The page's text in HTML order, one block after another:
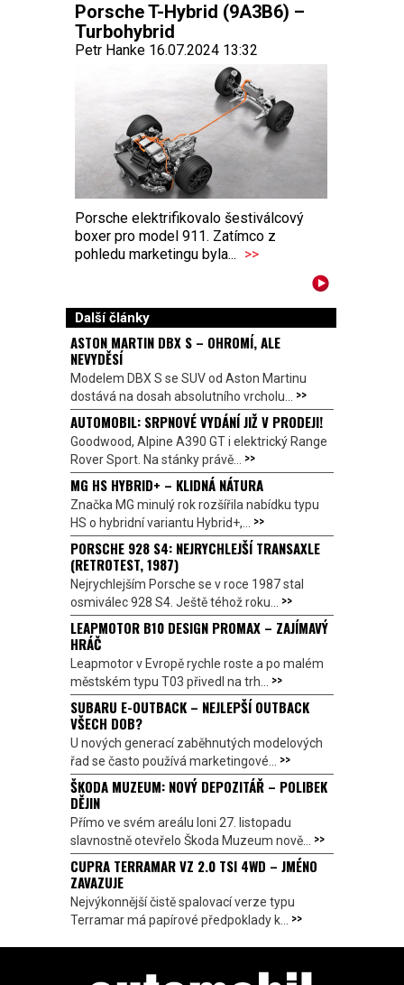
Porsche T-Hybrid (9A3B6) –
Turbohybrid
Petr Hanke 16.07.2024 13:32
Porsche elektrifikovalo šestiválcový
boxer pro model 911. Zatímco z
pohledu marketingu byla... >>
Další články
ASTON MARTIN DBX S – OHROMÍ, ALE
NEVYDĚSÍ
Modelem DBX S se SUV od Aston Martinu
dostává na dosah absolutního vrcholu... >>
AUTOMOBIL: SRPNOVÉ VYDÁNÍ JIŽ V PRODEJI!
Goodwood, Alpine A390 GT i elektrický Range
Rover Sport. Na stánky právě... >>
MG HS HYBRID+ – KLIDNÁ NÁTURA
Značka MG minulý rok rozšířila nabídku typu
HS o hybridní variantu Hybrid+,... >>
PORSCHE 928 S4: NEJRYCHLEJŠÍ TRANSAXLE
(RETROTEST, 1987)
Nejrychlejším Porsche se v roce 1987 stal
osmiválec 928 S4. Ještě téhož roku... >>
LEAPMOTOR B10 DESIGN PROMAX – ZAJÍMAVÝ
HRÁČ
Leapmotor v Evropě rychle roste a po malém
městském typu T03 přivedl na trh... >>
SUBARU E-OUTBACK – NEJLEPŠÍ OUTBACK
VŠECH DOB?
U nových generací zaběhnutých modelových
řad se často používá marketingové... >>
ŠKODA MUZEUM: NOVÝ DEPOZITÁŘ – POLIBEK
DĚJIN
Přímo ve svém areálu loni 27. listopadu
slavnostně otevřelo Škoda Muzeum nově... >>
CUPRA TERRAMAR VZ 2.0 TSI 4WD – JMÉNO
ZAVAZUJE
Nejvýkonnější čistě spalovací verze typu
Terramar má papírové předpoklady k... >>